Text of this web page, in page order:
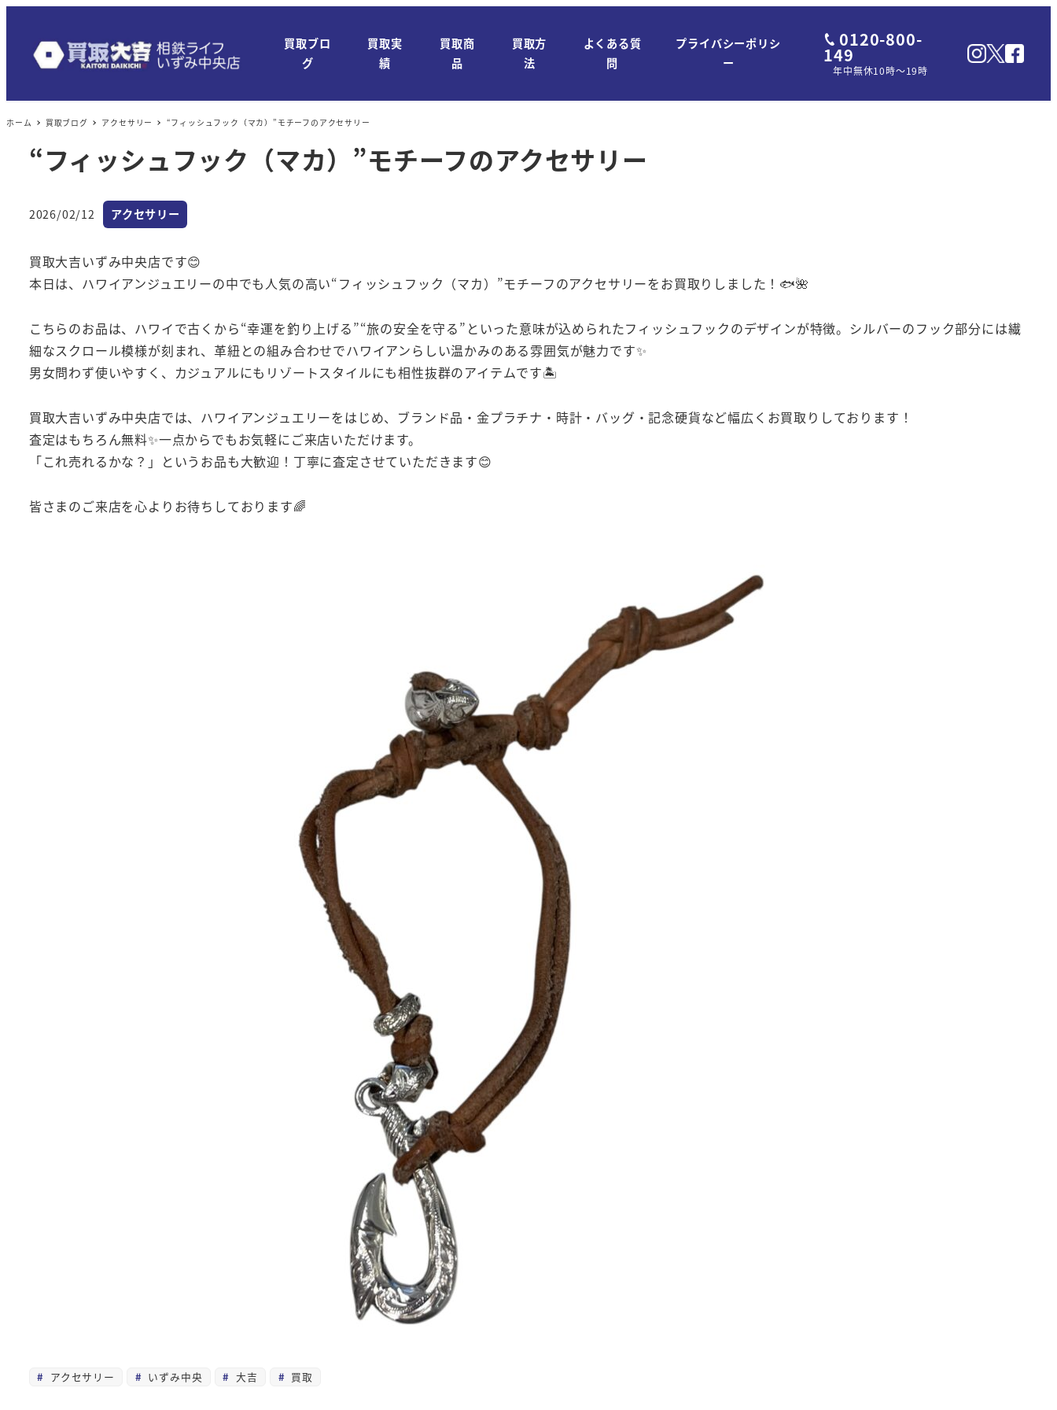
買取ブロ
グ
買取実
績
買取商
品
買取方
法
よくある質
問
プライバシーポリシ
ー
0120-800-
149
年中無休10時～19時
ホーム 買取ブログ アクセサリー “フィッシュフック（マカ）”モチーフのアクセサリー
“フィッシュフック（マカ）”モチーフのアクセサリー
投稿日
2026/02/12 カテゴリー
アクセサリー
買取大吉いずみ中央店です😊
本日は、ハワイアンジュエリーの中でも人気の高い“フィッシュフック（マカ）”モチーフのアクセサリーをお買取りしました！🐟🌺
こちらのお品は、ハワイで古くから“幸運を釣り上げる”“旅の安全を守る”といった意味が込められたフィッシュフックのデザインが特徴。シルバーのフック部分には繊
細なスクロール模様が刻まれ、革紐との組み合わせでハワイアンらしい温かみのある雰囲気が魅力です✨
男女問わず使いやすく、カジュアルにもリゾートスタイルにも相性抜群のアイテムです🏝️
買取大吉いずみ中央店では、ハワイアンジュエリーをはじめ、ブランド品・金プラチナ・時計・バッグ・記念硬貨など幅広くお買取りしております！
査定はもちろん無料✨一点からでもお気軽にご来店いただけます。
「これ売れるかな？」というお品も大歓迎！丁寧に査定させていただきます😊
皆さまのご来店を心よりお待ちしております🌈
アクセサリー いずみ中央 大吉 買取